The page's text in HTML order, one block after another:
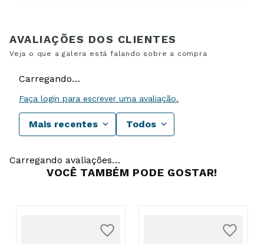
Carregando…
Faça login para escrever uma avaliação.
Mais recentes Todos
Carregando avaliações…
VOCÊ TAMBÉM PODE GOSTAR!